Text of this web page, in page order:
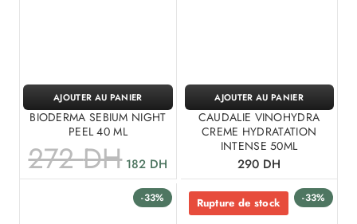
BIODERMA SEBIUM NIGHT
PEEL 40 ML
272DH 182 DH
AJOUTER AU PANIER
CAUDALIE VINOHYDRA
CREME HYDRATATION
INTENSE 50ML
290 DH
AJOUTER AU PANIER
-33% -33%
Rupture de stock